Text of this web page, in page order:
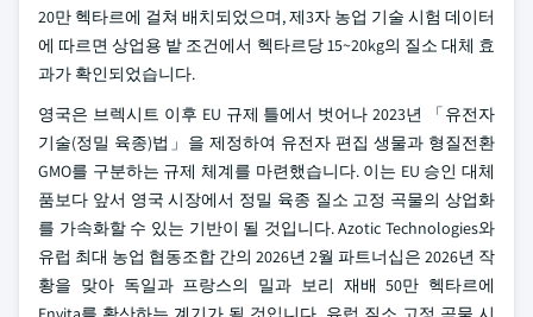
20만 헥타르에 걸쳐 배치되었으며, 제3자 농업 기술 시험 데이터
에 따르면 상업용 밭 조건에서 헥타르당 15~20kg의 질소 대체 효
과가 확인되었습니다.
영국은 브렉시트 이후 EU 규제 틀에서 벗어나 2023년 「유전자
기술(정밀 육종)법」을 제정하여 유전자 편집 생물과 형질전환
GMO를 구분하는 규제 체계를 마련했습니다. 이는 EU 승인 대체
품보다 앞서 영국 시장에서 정밀 육종 질소 고정 곡물의 상업화
를 가속화할 수 있는 기반이 될 것입니다. Azotic Technologies와
유럽 최대 농업 협동조합 간의 2026년 2월 파트너십은 2026년 작
황을 맞아 독일과 프랑스의 밀과 보리 재배 50만 헥타르에